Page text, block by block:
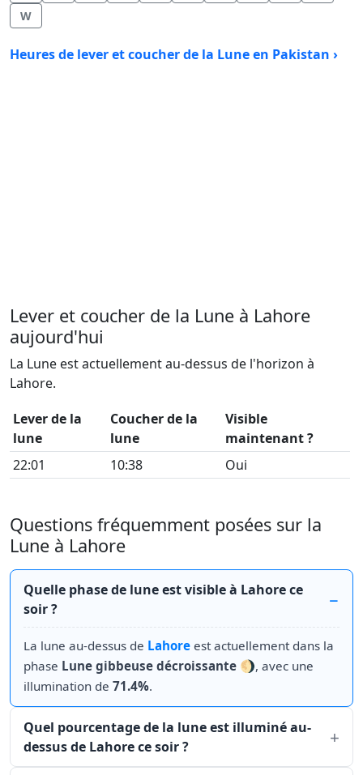
W
Heures de lever et coucher de la Lune en Pakistan ›
Lever et coucher de la Lune à Lahore
aujourd'hui
La Lune est actuellement au-dessus de l'horizon à
Lahore.
Lever de la
lune
Coucher de la
lune
Visible
maintenant ?
22:01
10:38 Oui
Questions fréquemment posées sur la
Lune à Lahore
Quelle phase de lune est visible à Lahore ce
soir ?
La lune au-dessus de Lahore est actuellement dans la
phase Lune gibbeuse décroissante 🌖, avec une
illumination de 71.4%.
Quel pourcentage de la lune est illuminé au-
dessus de Lahore ce soir ?